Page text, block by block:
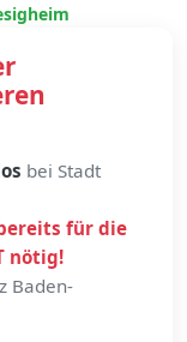
bei Stadt
für die
nötig!
Baden-